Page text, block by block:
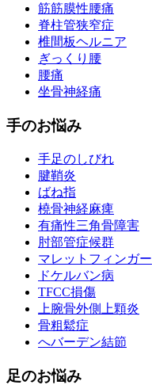
筋筋膜性腰痛
脊柱管狭窄症
椎間板ヘルニア
ぎっくり腰
腰痛
坐骨神経痛
手のお悩み
手足のしびれ
腱鞘炎
ばね指
橈骨神経麻痺
有痛性三角骨障害
肘部管症候群
マレットフィンガー
ドケルバン病
TFCC損傷
上腕骨外側上顆炎
骨粗鬆症
へバーデン結節
足のお悩み